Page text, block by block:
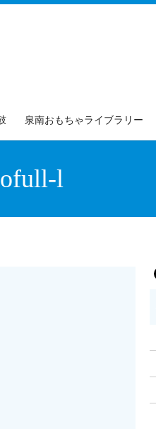
泉南おもちゃライブラリー
l